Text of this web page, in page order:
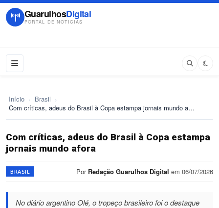
GuarulhosDigital
PORTAL DE NOTICIAS
Início › Brasil ›
Com críticas, adeus do Brasil à Copa estampa jornais mundo a…
Com críticas, adeus do Brasil à Copa estampa
jornais mundo afora
BRASIL Por Redação Guarulhos Digital em 06/07/2026
No diário argentino Olé, o tropeço brasileiro foi o destaque